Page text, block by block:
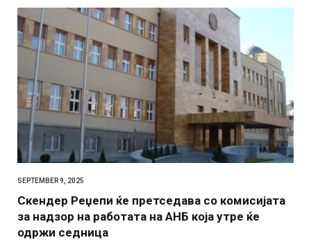
SEPTEMBER 9, 2025
Скендер Реџепи ќе претседава со комисијата
за надзор на работата на АНБ која утре ќе
одржи седница